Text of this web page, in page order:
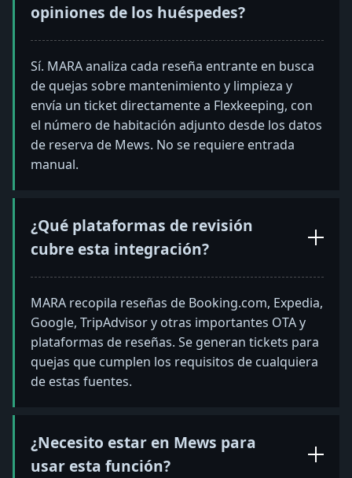
opiniones de los huéspedes?
Sí. MARA analiza cada reseña entrante en busca
de quejas sobre mantenimiento y limpieza y
envía un ticket directamente a Flexkeeping, con
el número de habitación adjunto desde los datos
de reserva de Mews. No se requiere entrada
manual.
¿Qué plataformas de revisión
cubre esta integración?
MARA recopila reseñas de Booking.com, Expedia,
Google, TripAdvisor y otras importantes OTA y
plataformas de reseñas. Se generan tickets para
quejas que cumplen los requisitos de cualquiera
de estas fuentes.
¿Necesito estar en Mews para
usar esta función?